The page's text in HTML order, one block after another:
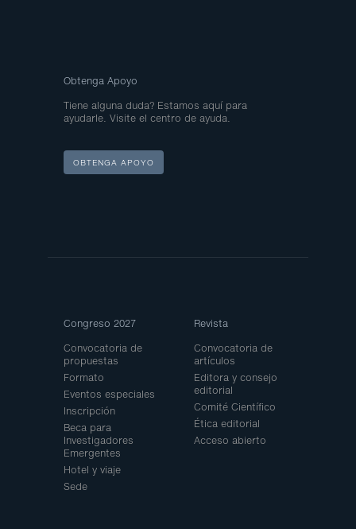
Obtenga Apoyo
Tiene alguna duda? Estamos aquí para
ayudarle. Visite el centro de ayuda.
OBTENGA APOYO
Map
Congreso 2027
Convocatoria de
propuestas
Formato
Eventos especiales
Inscripción
Beca para
Investigadores
Emergentes
Hotel y viaje
Sede
Revista
Convocatoria de
artículos
Editora y consejo
editorial
Comité Científico
Ética editorial
Acceso abierto